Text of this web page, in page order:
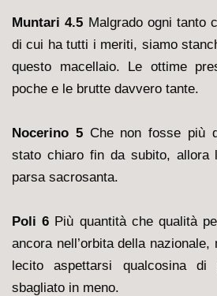
Muntari 4.5 Malgrado ogni tanto
di cui ha tutti i meriti, siamo
questo macellaio. Le ottime
poche e le brutte davvero tante.
Nocerino 5Che non fosse più
stato chiaro fin da subito,
parsa sacrosanta.
Poli 6 Più quantità che qualità
ancora nell’orbita della
lecito aspettarsi qualcosina
sbagliato in meno.